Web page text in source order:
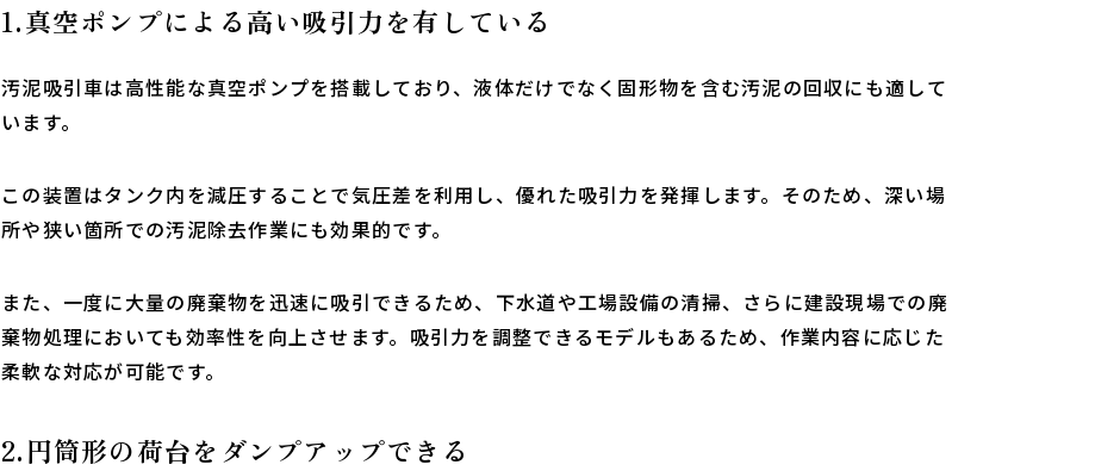
1.真空ポンプによる高い吸引力を有している
汚泥吸引車は高性能な真空ポンプを搭載しており、液体だけでなく固形物を含む汚泥の回収にも適して
います。
この装置はタンク内を減圧することで気圧差を利用し、優れた吸引力を発揮します。そのため、深い場
所や狭い箇所での汚泥除去作業にも効果的です。
また、一度に大量の廃棄物を迅速に吸引できるため、下水道や工場設備の清掃、さらに建設現場での廃
棄物処理においても効率性を向上させます。吸引力を調整できるモデルもあるため、作業内容に応じた
柔軟な対応が可能です。
2.円筒形の荷台をダンプアップできる